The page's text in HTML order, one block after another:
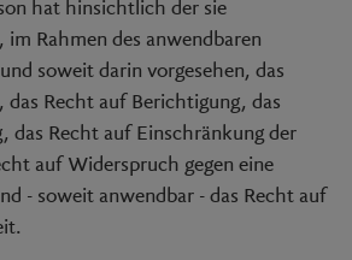
hat hinsichtlich der sie
Rahmen des anwendbaren
soweit darin vorgesehen, das
Recht auf Berichtigung, das
das Recht auf Einschränkung der
auf Widerspruch gegen eine
- soweit anwendbar - das Recht auf